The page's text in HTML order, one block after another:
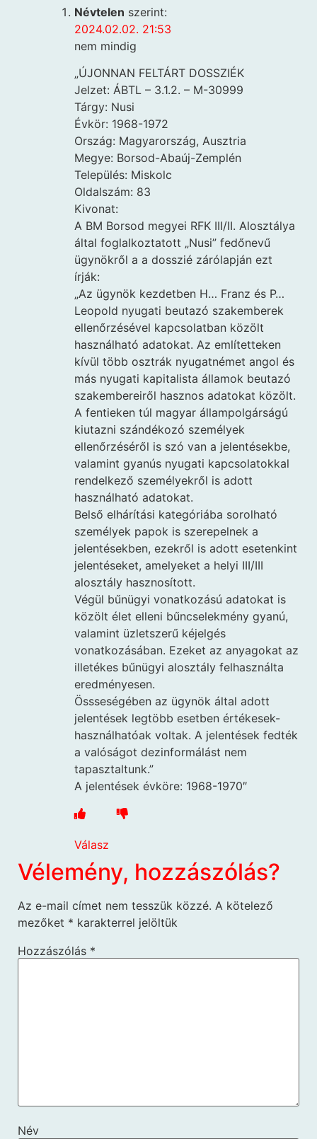
Névtelen szerint:
2024.02.02. 21:53
nem mindig
„ÚJONNAN FELTÁRT DOSSZIÉK
Jelzet: ÁBTL – 3.1.2. – M-30999
Tárgy: Nusi
Évkör: 1968-1972
Ország: Magyarország, Ausztria
Megye: Borsod-Abaúj-Zemplén
Település: Miskolc
Oldalszám: 83
Kivonat:
A BM Borsod megyei RFK III/II. Alosztálya
által foglalkoztatott „Nusi” fedőnevű
ügynökről a a dosszié zárólapján ezt
írják:
„Az ügynök kezdetben H… Franz és P…
Leopold nyugati beutazó szakemberek
ellenőrzésével kapcsolatban közölt
használható adatokat. Az említetteken
kívül több osztrák nyugatnémet angol és
más nyugati kapitalista államok beutazó
szakembereiről hasznos adatokat közölt.
A fentieken túl magyar állampolgárságú
kiutazni szándékozó személyek
ellenőrzéséről is szó van a jelentésekbe,
valamint gyanús nyugati kapcsolatokkal
rendelkező személyekről is adott
használható adatokat.
Belső elhárítási kategóriába sorolható
személyek papok is szerepelnek a
jelentésekben, ezekről is adott esetenkint
jelentéseket, amelyeket a helyi III/III
alosztály hasznosított.
Végül bűnügyi vonatkozású adatokat is
közölt élet elleni bűncselekmény gyanú,
valamint üzletszerű kéjelgés
vonatkozásában. Ezeket az anyagokat az
illetékes bűnügyi alosztály felhasználta
eredményesen.
Össseségében az ügynök által adott
jelentések legtöbb esetben értékesek-
használhatóak voltak. A jelentések fedték
a valóságot dezinformálást nem
tapasztaltunk.”
A jelentések évköre: 1968-1970″
Válasz
Vélemény, hozzászólás?
Az e-mail címet nem tesszük közzé. A kötelező
mezőket * karakterrel jelöltük
Hozzászólás *
Név